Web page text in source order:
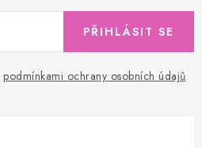
podmínkami ochrany osobních údajů
PŘIHLÁSIT SE